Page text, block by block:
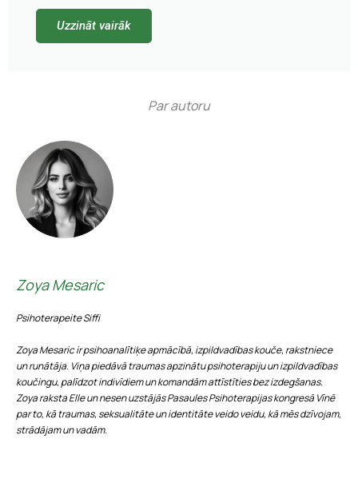
Uzzināt vairāk
Par autoru
Zoya Mesaric
Psihoterapeite Siffi
Zoya Mesaric ir psihoanalītiķe apmācībā, izpildvadības kouče, rakstniece
un runātāja. Viņa piedāvā traumas apzinātu psihoterapiju un izpildvadības
koučingu, palīdzot indivīdiem un komandām attīstīties bez izdegšanas.
Zoya raksta Elle un nesen uzstājās Pasaules Psihoterapijas kongresā Vīnē
par to, kā traumas, seksualitāte un identitāte veido veidu, kā mēs dzīvojam,
strādājam un vadām.